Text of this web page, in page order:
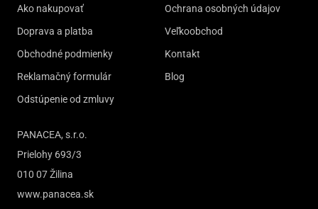
Ako nakupovať
Doprava a platba
Obchodné podmienky
Reklamačný formulár
Odstúpenie od zmluvy
Ochrana osobných údajov
Veľkoobchod
Kontakt
Blog
PANACEA, s.r.o.
Prielohy 693/3
010 07 Žilina
www.panacea.sk